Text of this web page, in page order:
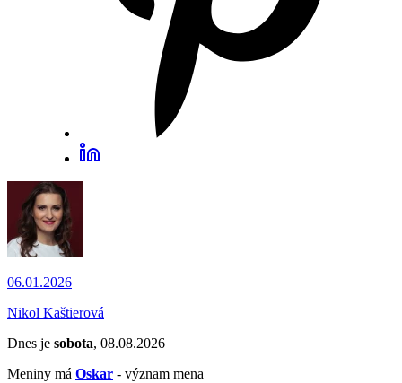
06.01.2026
Nikol Kaštierová
Dnes je sobota, 08.08.2026
Meniny má Oskar - význam mena